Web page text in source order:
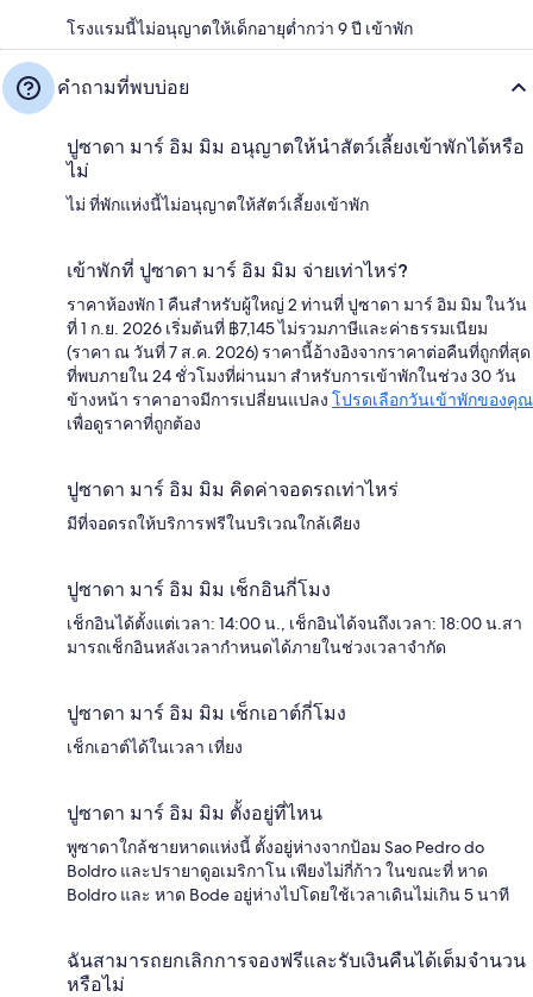
โรงแรมนี้ไม่อนุญาตให้เด็กอายุต่ำกว่า 9 ปี เข้าพัก
คำถามที่พบบ่อย
ปูซาดา มาร์ อิม มิม อนุญาตให้นำสัตว์เลี้ยงเข้าพักได้หรือ
ไม่
ไม่ ที่พักแห่งนี้ไม่อนุญาตให้สัตว์เลี้ยงเข้าพัก
เข้าพักที่ ปูซาดา มาร์ อิม มิม จ่ายเท่าไหร่?
ราคาห้องพัก 1 คืนสำหรับผู้ใหญ่ 2 ท่านที่ ปูซาดา มาร์ อิม มิม ในวัน
ที่ 1 ก.ย. 2026 เริ่มต้นที่ ฿7,145 ไม่รวมภาษีและค่าธรรมเนียม
(ราคา ณ วันที่ 7 ส.ค. 2026) ราคานี้อ้างอิงจากราคาต่อคืนที่ถูกที่สุด
ที่พบภายใน 24 ชั่วโมงที่ผ่านมา สำหรับการเข้าพักในช่วง 30 วัน
ข้างหน้า ราคาอาจมีการเปลี่ยนแปลง โปรดเลือกวันเข้าพักของคุณ
เพื่อดูราคาที่ถูกต้อง
ปูซาดา มาร์ อิม มิม คิดค่าจอดรถเท่าไหร่
มีที่จอดรถให้บริการฟรีในบริเวณใกล้เคียง
ปูซาดา มาร์ อิม มิม เช็กอินกี่โมง
เช็กอินได้ตั้งแต่เวลา: 14:00 น., เช็กอินได้จนถึงเวลา: 18:00 น.สา
มารถเช็กอินหลังเวลากำหนดได้ภายในช่วงเวลาจำกัด
ปูซาดา มาร์ อิม มิม เช็กเอาต์กี่โมง
เช็กเอาต์ได้ในเวลา เที่ยง
ปูซาดา มาร์ อิม มิม ตั้งอยู่ที่ไหน
พูซาดาใกล้ชายหาดแห่งนี้ ตั้งอยู่ห่างจากป้อม Sao Pedro do
Boldro และปรายาดูอเมริกาโน เพียงไม่กี่ก้าว ในขณะที่ หาด
Boldro และ หาด Bode อยู่ห่างไปโดยใช้เวลาเดินไม่เกิน 5 นาที
ฉันสามารถยกเลิกการจองฟรีและรับเงินคืนได้เต็มจำนวน
หรือไม่